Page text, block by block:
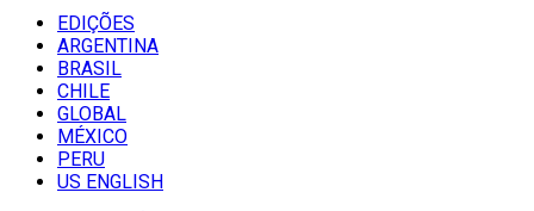
EDIÇÕES
ARGENTINA
BRASIL
CHILE
GLOBAL
MÉXICO
PERU
US ENGLISH